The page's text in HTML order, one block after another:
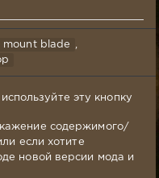
mount blade
эту кнопку
содержимого/
если хотите
новой версии мода и